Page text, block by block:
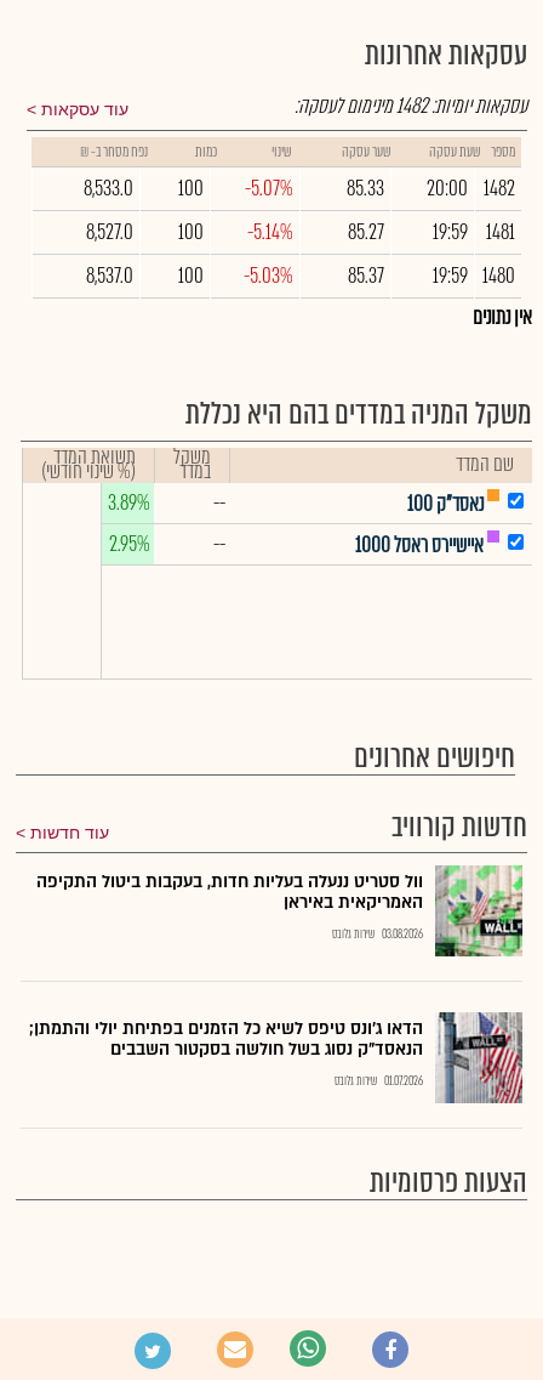
עסקאות אחרונות
עוד עסקאות עסקאות יומיות:1482מינימום לעסקה:
מספר שעת עסקה שער עסקה שינוי כמות נפח מסחר ב- ₪
1482
20:00
85.33
-5.07%
100
8,533.0
1481
19:59
85.27
-5.14%
100
8,527.0
1480
19:59
85.37
-5.03%
100
8,537.0
אין נתונים
משקל המניה במדדים בהם היא נכללת
שם המדד משקל
במדד תשואת המדד
(% שינוי חודשי)
נאסד"ק 100
--
3.89%
איישיירס ראסל 1000
--
2.95%
חיפושים אחרונים
חדשות קורוויב
עוד חדשות
וול סטריט ננעלה בעליות חדות, בעקבות ביטול התקיפה
האמריקאית באיראן
03.08.2026 שירות גלובס
הדאו ג'ונס טיפס לשיא כל הזמנים בפתיחת יולי והתמתן;
הנאסד"ק נסוג בשל חולשה בסקטור השבבים
01.07.2026 שירות גלובס
הצעות פרסומיות